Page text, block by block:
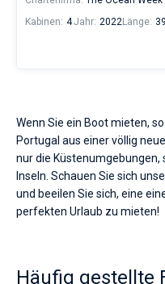
Kabinen: 4Jahr: 2022Länge:
Wenn Sie ein Boot mieten,
Portugal aus einer völlig
nur die Küstenumgebungen,
Inseln. Schauen Sie sich
und beeilen Sie sich, eine
perfekten Urlaub zu mieten!
Häufig gestellte